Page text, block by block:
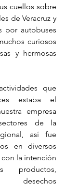
cuellos sobre
de Veracruz y
por autobuses
curiosos
y hermosas
que
estaba el
empresa
de la
así fue
en diversos
la intención
desechos